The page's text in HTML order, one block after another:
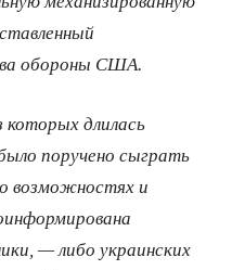
обороны США.
которых длилась
поручено сыграть
о возможностях и
— либо украинских